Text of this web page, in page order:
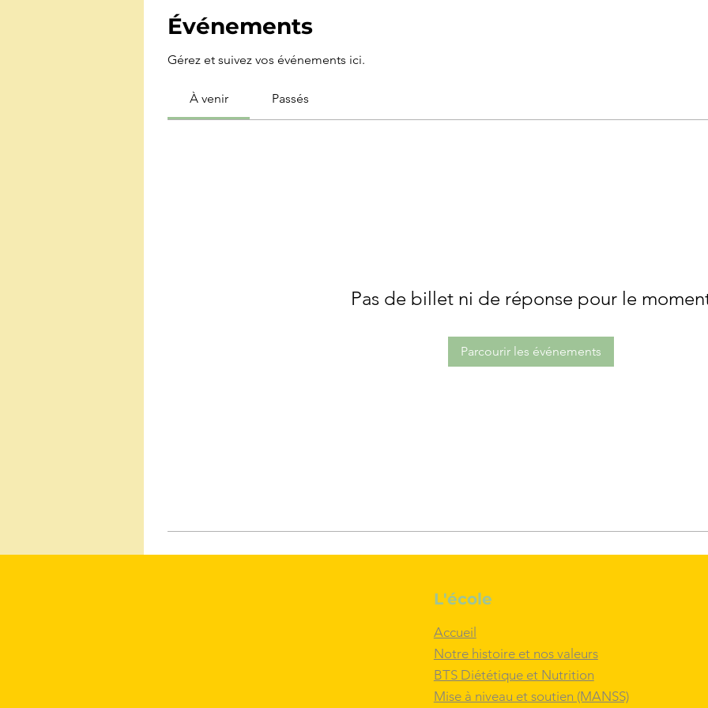
Événements
Gérez et suivez vos événements ici.
À venir Passés
Pas de billet ni de réponse pour le
Parcourir les événements
L'école
Accueil
Notre histoire et nos valeurs
BTS Diététique et Nutrition
Mise à niveau et soutien (MANSS)